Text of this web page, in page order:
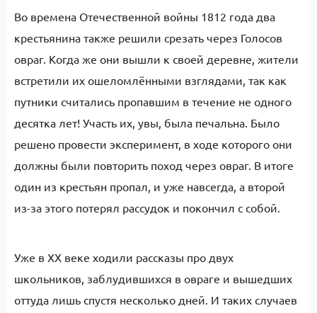
Во времена Отечественной войны 1812 года два
крестьянина также решили срезать через Голосов
овраг. Когда же они вышли к своей деревне, жители
встретили их ошеломлёнными взглядами, так как
путники считались пропавшим в течение не одного
десятка лет! Участь их, увы, была печальна. Было
решено провести эксперимент, в ходе которого они
должны были повторить поход через овраг. В итоге
один из крестьян пропал, и уже навсегда, а второй
из-за этого потерял рассудок и покончил с собой.
Уже в XX веке ходили рассказы про двух
школьников, заблудившихся в овраге и вышедших
оттуда лишь спустя несколько дней. И таких случаев